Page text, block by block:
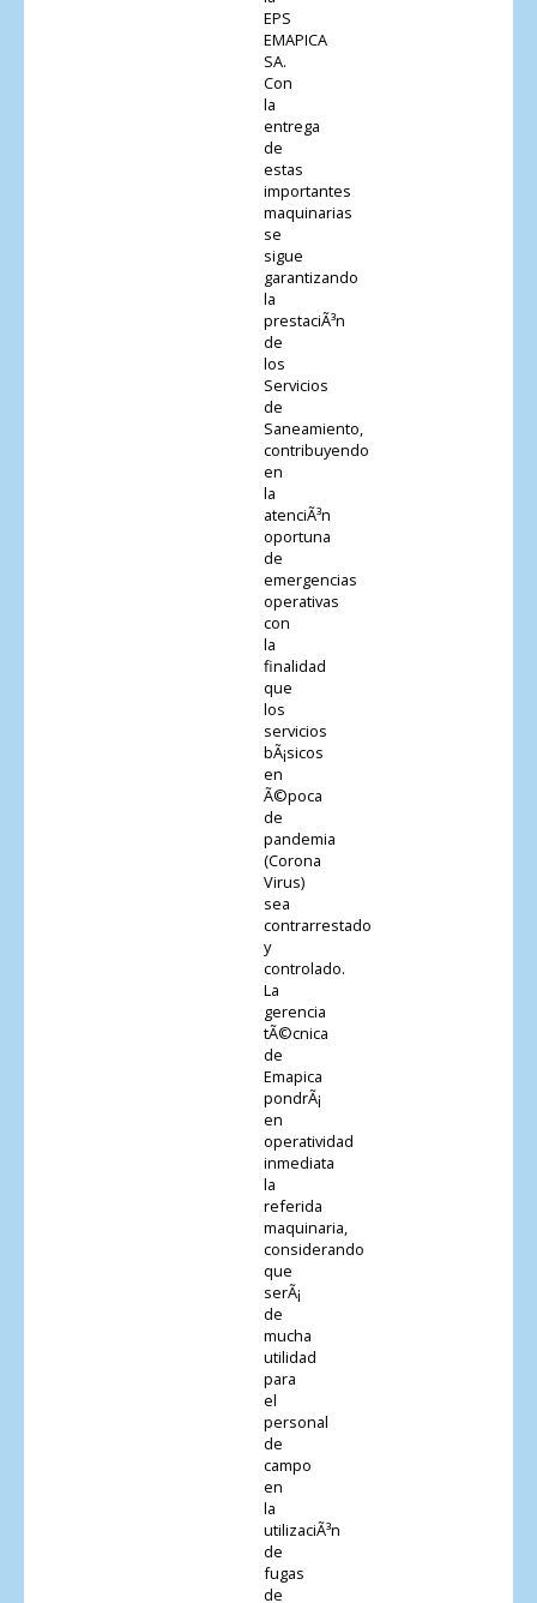
EPS
EMAPICA
SA.
Con
la
entrega
de
estas
importantes
maquinarias
se
sigue
garantizando
la
prestaciÃ³n
de
los
Servicios
de
Saneamiento,
contribuyendo
en
la
atenciÃ³n
oportuna
de
emergencias
operativas
con
la
finalidad
que
los
servicios
bÃ¡sicos
en
Ã©poca
de
pandemia
(Corona
Virus)
sea
contrarrestado
y
controlado.
La
gerencia
tÃ©cnica
de
Emapica
pondrÃ¡
en
operatividad
inmediata
la
referida
maquinaria,
considerando
que
serÃ¡
de
mucha
utilidad
para
el
personal
de
campo
en
la
utilizaciÃ³n
de
fugas
de